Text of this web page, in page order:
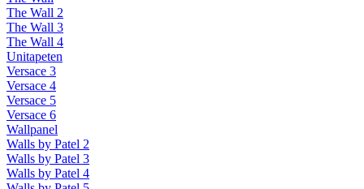
The Wall 2
The Wall 3
The Wall 4
Unitapeten
Versace 3
Versace 4
Versace 5
Versace 6
Wallpanel
Walls by Patel 2
Walls by Patel 3
Walls by Patel 4